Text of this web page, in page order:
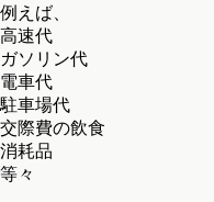
例えば、
高速代
ガソリン代
電車代
駐車場代
交際費の飲食
消耗品
等々